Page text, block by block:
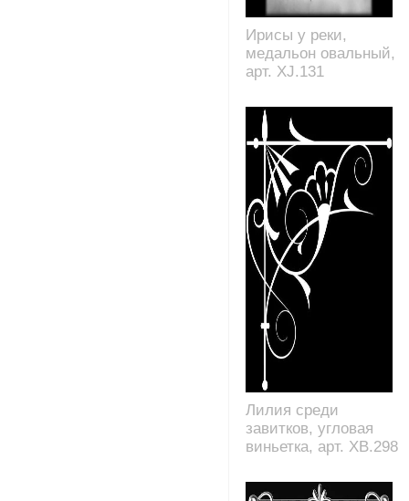
Ирисы у реки,
медальон овальный,
арт. XJ.131
Лилия среди
завитков, угловая
виньетка, арт. XB.298